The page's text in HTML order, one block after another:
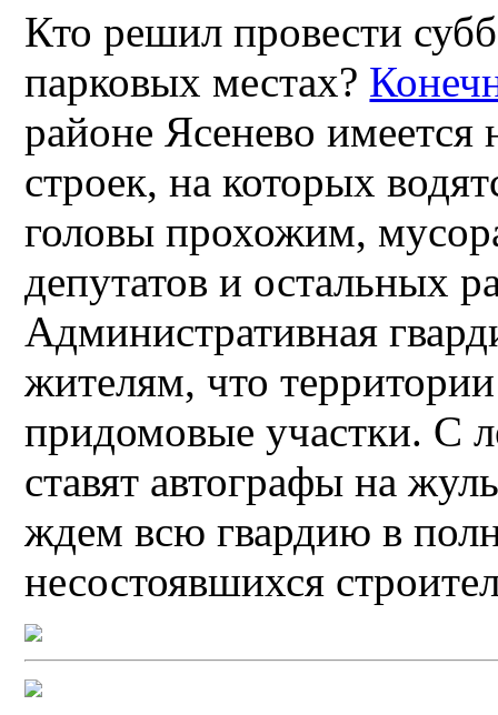
Кто решил провести
парковых местах?
районе Ясенево
строек, на которых
головы прохожим,
депутатов и остальных
Административная
жителям, что
придомовые участки. С
ставят автографы на
ждем всю гвардию в
несостоявшихся